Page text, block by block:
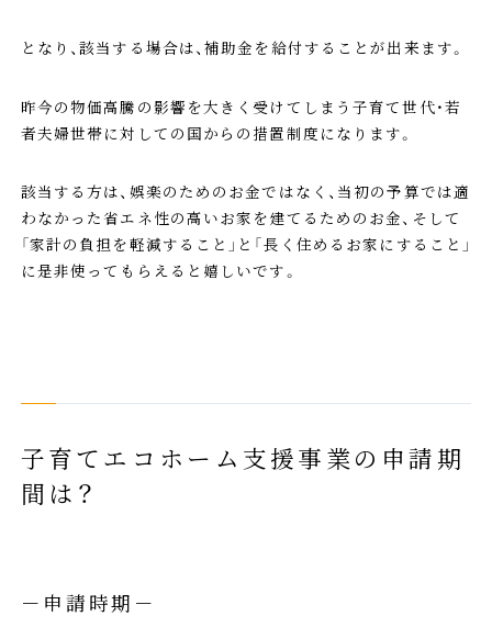
となり、該当する場合は、補助金を給付することが出来ます。
昨今の物価高騰の影響を大きく受けてしまう子育て世代・若
者夫婦世帯に対しての国からの措置制度になります。
該当する方は、娯楽のためのお金ではなく、当初の予算では適
わなかった省エネ性の高いお家を建てるためのお金、そして
「家計の負担を軽減すること」と「長く住めるお家にすること」
に是非使ってもらえると嬉しいです。
子育てエコホーム支援事業の申請期
間は？
－申請時期－